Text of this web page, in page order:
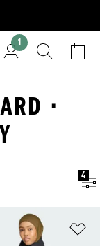
1
·
4
de deseos